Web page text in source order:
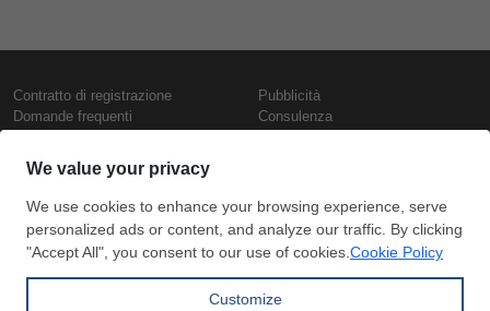
Contratto di registrazione
Domande frequenti
Presentazione
Contattaci
Termini di utilizzo
Politica di riservatezza
Pubblicità
Consulenza
Prezzi e indici
Marketplace Inc.